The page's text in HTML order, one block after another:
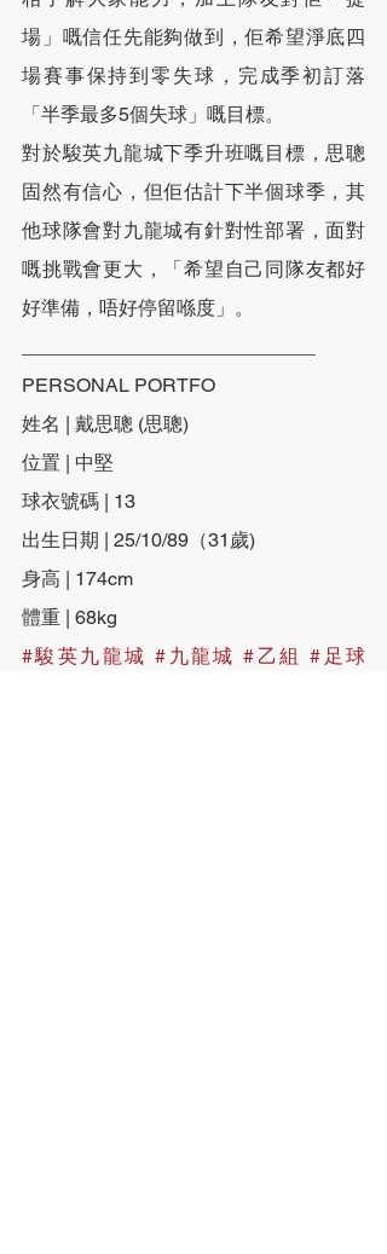
場」嘅信任先能夠做到，佢希望淨底四
場賽事保持到零失球，完成季初訂落
「半季最多5個失球」嘅目標。
對於駿英九龍城下季升班嘅目標，思聰
固然有信心，但佢估計下半個球季，其
他球隊會對九龍城有針對性部署，面對
嘅挑戰會更大，「希望自己同隊友都好
好準備，唔好停留喺度」。
PERSONAL PORTFO
姓名 | 戴思聰 (思聰)
位置​ | 中堅
球衣號碼 | 13
出生日期 | 25/10/89（31歲)
身高 | 174cm
體重 | 68kg
#駿英九龍城 #九龍城 #乙組 #足球